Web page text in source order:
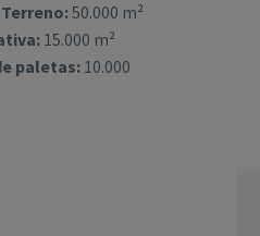
50.000 m²
15.000 m²
paletas: 10.000